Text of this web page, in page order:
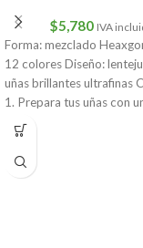
$5,780 IVA
Forma: mezclado
12 colores Diseño:
uñas brillantes ultrafinas
1. Prepara tus uñas con